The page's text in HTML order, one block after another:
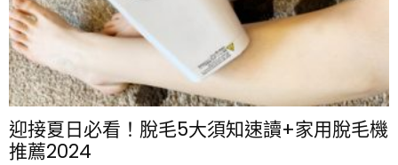
迎接夏日必看！脫毛5大須知速讀+家用脫毛機
推薦2024